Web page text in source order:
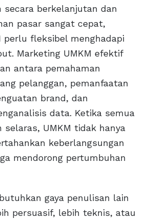
secara berkelanjutan dan
pasar sangat cepat,
perlu fleksibel menghadapi
Marketing UMKM efektif
antara pemahaman
pelanggan, pemanfaatan
brand, dan
data. Ketika semua
selaras, UMKM tidak hanya
keberlangsungan
mendorong pertumbuhan
gaya penulisan lain
persuasif, lebih teknis, atau